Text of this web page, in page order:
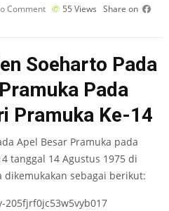
Comment 55 Views Share on
Soeharto Pada
Pada
Pramuka Ke-14
Apel Besar Pramuka pada
tanggal 14 Agustus 1975 di
dikemukakan sebagai berikut:
205fjrf0jc53w5vyb017